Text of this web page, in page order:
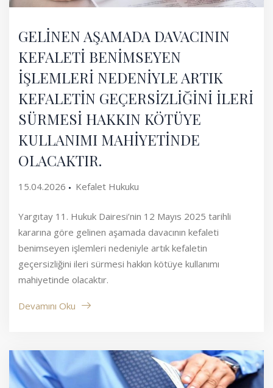
GELİNEN AŞAMADA DAVACININ
KEFALETİ BENİMSEYEN
İŞLEMLERİ NEDENİYLE ARTIK
KEFALETİN GEÇERSİZLİĞİNİ İLERİ
SÜRMESİ HAKKIN KÖTÜYE
KULLANIMI MAHİYETİNDE
OLACAKTIR.
15.04.2026 Kefalet Hukuku
Yargıtay 11. Hukuk Dairesi’nin 12 Mayıs 2025 tarihli
kararına göre gelinen aşamada davacının kefaleti
benimseyen işlemleri nedeniyle artık kefaletin
geçersizliğini ileri sürmesi hakkın kötüye kullanımı
mahiyetinde olacaktır.
Devamını Oku